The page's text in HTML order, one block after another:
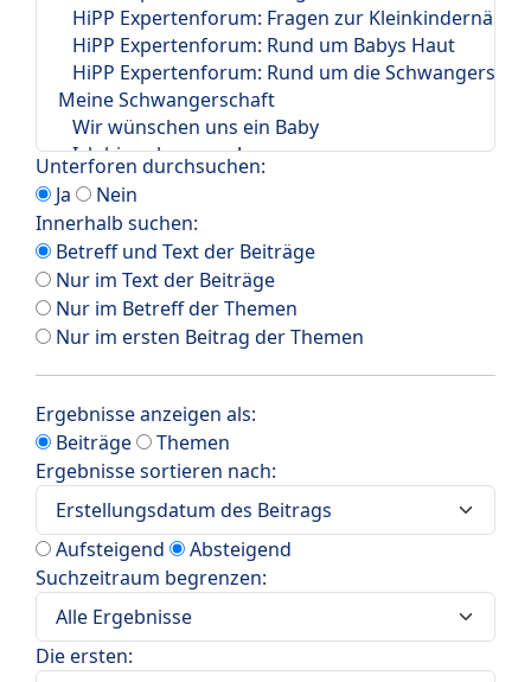
Unterforen durchsuchen:
Ja
Nein
Innerhalb suchen:
Betreff und Text der Beiträge
Nur im Text der Beiträge
Nur im Betreff der Themen
Nur im ersten Beitrag der Themen
Ergebnisse anzeigen als:
Beiträge
Themen
Ergebnisse sortieren nach:
Aufsteigend
Absteigend
Suchzeitraum begrenzen:
Die ersten: